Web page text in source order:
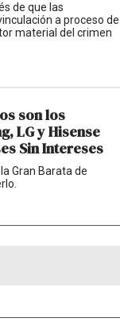
de que las
a proceso de
material del crimen
son los
LG y Hisense
Sin Intereses
Gran Barata de